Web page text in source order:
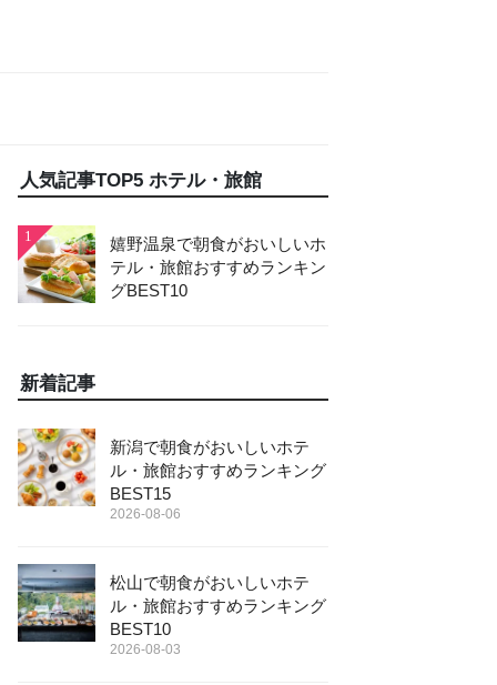
人気記事TOP5 ホテル・旅館
1
嬉野温泉で朝食がおいしいホ
テル・旅館おすすめランキン
グBEST10
新着記事
新潟で朝食がおいしいホテ
ル・旅館おすすめランキング
BEST15
2026-08-06
松山で朝食がおいしいホテ
ル・旅館おすすめランキング
BEST10
2026-08-03